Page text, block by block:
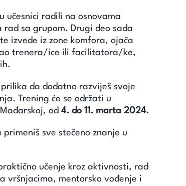
učesnici radili na osnovama
sa grupom. Drugi deo sada
izvede iz zone komfora, ojača
trenera/ice ili facilitatora/ke,
da dodatno razviješ svoje
Trening će se održati u
od4. do 11. marta 2024.
sve stečeno znanje u
učenje kroz aktivnosti, rad
vršnjacima, mentorsko vođenje i